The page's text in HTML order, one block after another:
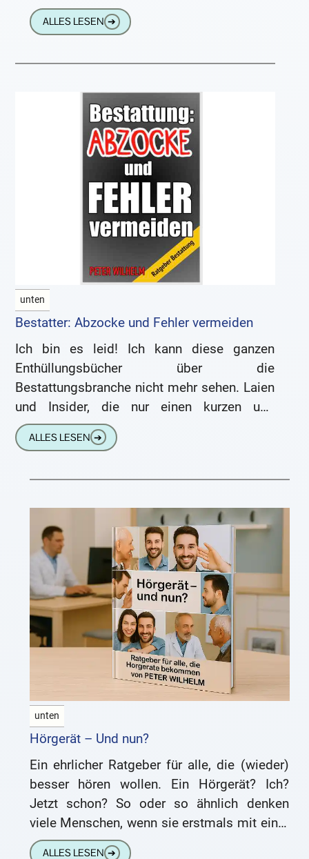
dubiose Freundschaftsanfragen, falsche
Gewinnspiele oder
ALLES LESEN ➔
unten
Bestatter: Abzocke und Fehler vermeiden
Ich bin es leid! Ich kann diese ganzen
Enthüllungsbücher über die
Bestattungsbranche nicht mehr sehen. Laien
und Insider, die nur einen kurzen und
oberflächlichen Eindruck von der Arbeit
eines Bestatters
ALLES LESEN ➔
unten
Hörgerät – Und nun?
Ein ehrlicher Ratgeber für alle, die (wieder)
besser hören wollen. Ein Hörgerät? Ich?
Jetzt schon? So oder so ähnlich denken
viele Menschen, wenn sie erstmals mit einer
Schwerhörigkeit konfrontiert werden.
ALLES LESEN ➔